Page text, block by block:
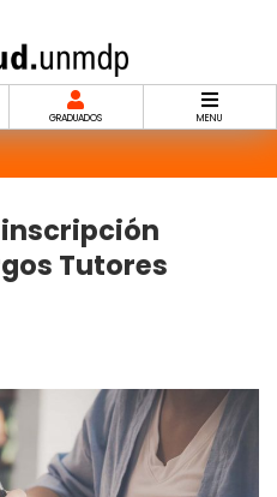
GRADUADOS MENU
Tutores